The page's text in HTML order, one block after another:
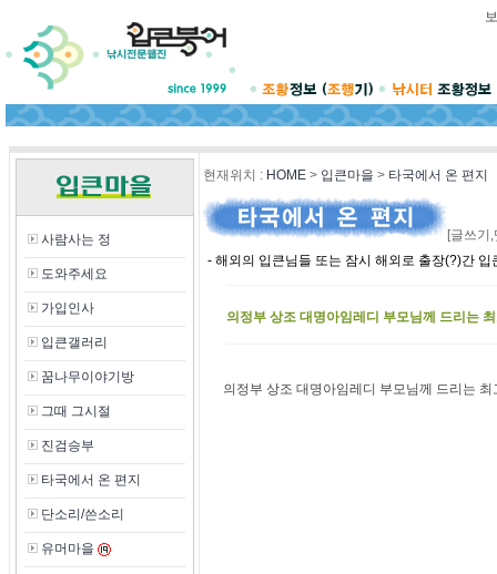
사람사는 정
도와주세요
가입인사
입큰갤러리
꿈나무이야기방
그때 그시절
진검승부
타국에서 온 편지
단소리/쓴소리
유머마을
현재위치 : HOME > 입큰마을 > 타국에서 온 편지
[글쓰기
- 해외의 입큰님들 또는 잠시 해외로 출장(?)간
의정부 상조 대명아임레디 부모님께 드리는
의정부 상조 대명아임레디 부모님께 드리는